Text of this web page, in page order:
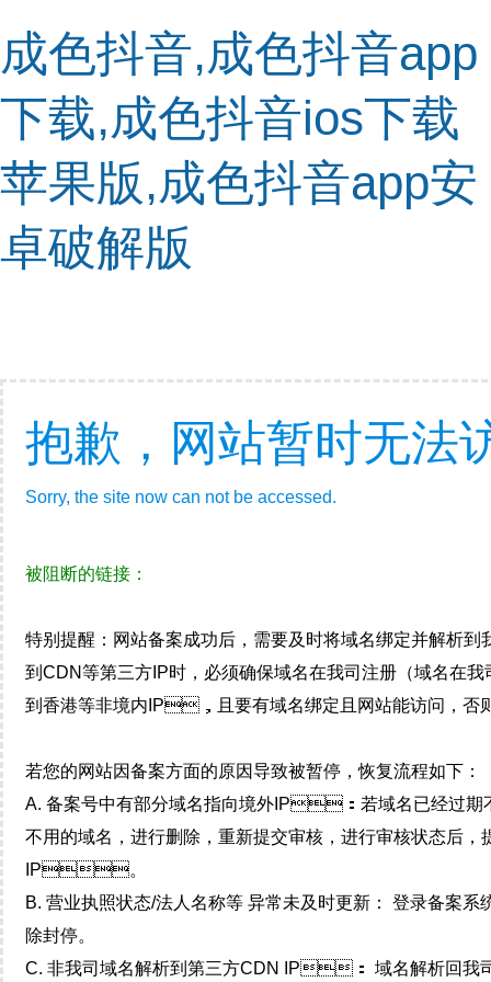
成色抖音,成色抖音app
下载,成色抖音ios下载
苹果版,成色抖音app安
卓破解版
抱歉，网站暂时无法访
Sorry, the site now can not be accessed.
被阻断的链接：
特别提醒：网站备案成功后，需要及时将域名绑定并解
到CDN等第三方IP时，必须确保域名在我司注册（域名在
到香港等非境内IP，且要有域名绑定且网站能访问，否则
若您的网站因备案方面的原因导致被暂停，恢复流程如下：
A. 备案号中有部分域名指向境外IP：若域名已经过期不
不用的域名，进行删除，重新提交审核，进行审核状态后
IP。
B. 营业执照状态/法人名称等 异常未及时更新： 登录备案系
除封停。
C. 非我司域名解析到第三方CDN IP： 域名解析回我